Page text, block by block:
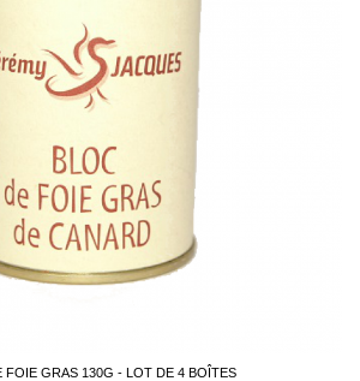
FOIE GRAS 130G - LOT DE 4 BOÎTES